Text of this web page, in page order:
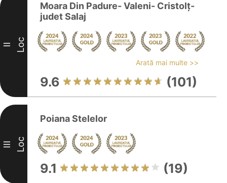
II Loc
Moara Din Padure- Valeni- Cristolț-
judet Salaj
Arată mai multe >>
9.6 (101)
III Loc
Poiana Stelelor
9.1 (19)